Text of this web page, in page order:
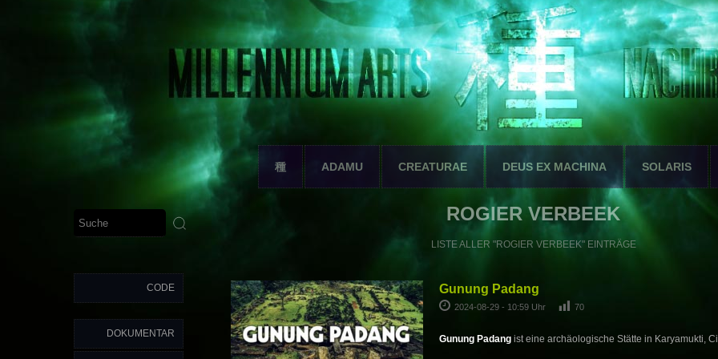
種 ADAMU CREATURAE DEUS EX MACHINA SOLARIS
CODE
DOKUMENTAR
ROGIER VERBEEK
LISTE ALLER "ROGIER VERBEEK" EINTRÄGE
Gunung Padang
2024-08-29 - 10:59 Uhr 70
Gunung Padangist eine archäologische Stätte in Karyamukti,